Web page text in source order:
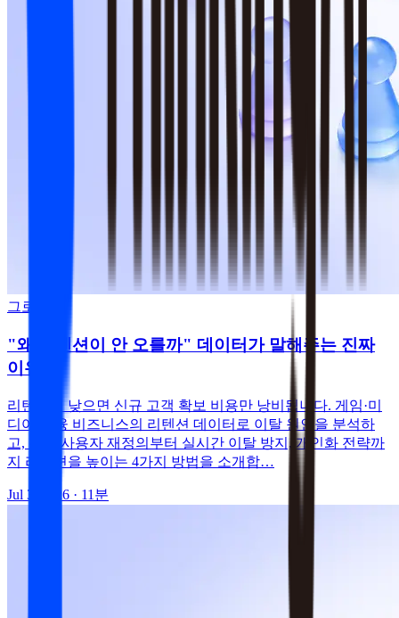
그로스
"왜 리텐션이 안 오를까" 데이터가 말해주는 진짜
이유
리텐션이 낮으면 신규 고객 확보 비용만 낭비됩니다. 게임·미
디어·금융 비즈니스의 리텐션 데이터로 이탈 원인을 분석하
고, 활성 사용자 재정의부터 실시간 이탈 방지, 개인화 전략까
지 리텐션을 높이는 4가지 방법을 소개합…
Jul 3, 2026 · 11분